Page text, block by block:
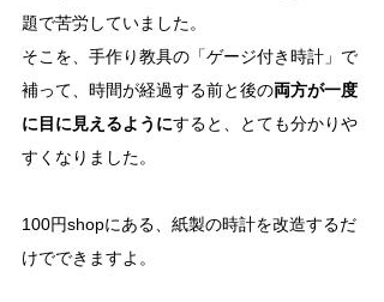
題で苦労していました。
そこを、手作り教具の「ゲージ付き時計」で
補って、時間が経過する前と後の両方が一度
に目に見えるようにすると、とても分かりや
すくなりました。
100円shopにある、紙製の時計を改造するだ
けでできますよ。